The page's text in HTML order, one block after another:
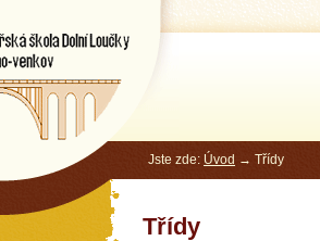
venkov
Jste zde: Úvod → Třídy
Třídy